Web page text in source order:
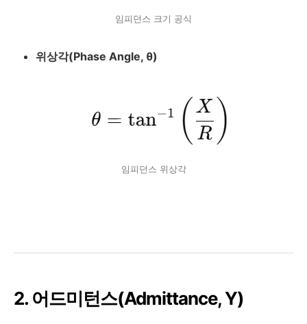
임피던스 크기 공식
위상각(Phase Angle, θ)
임피던스 위상각
2. 어드미턴스(Admittance,Y)